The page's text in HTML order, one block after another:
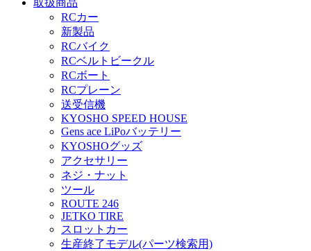
取扱商品
RCカー
新製品
RCバイク
RCベルトビークル
RCボート
RCプレーン
送受信機
KYOSHO SPEED HOUSE
Gens ace LiPoバッテリー
KYOSHOグッズ
アクセサリー
ネジ・ナット
ツール
ROUTE 246
JETKO TIRE
スロットカー
生産終了モデル(パーツ検索用)